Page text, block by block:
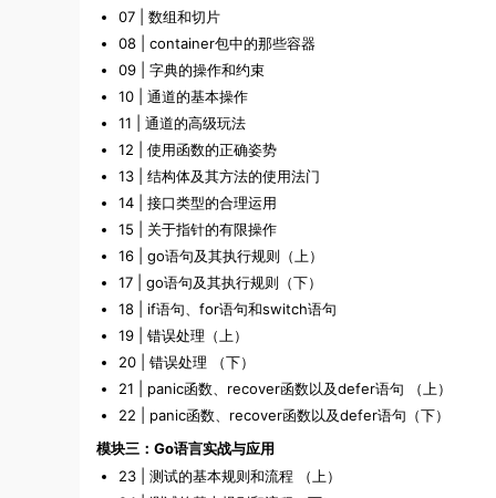
07 | 数组和切片
08 | container包中的那些容器
09 | 字典的操作和约束
10 | 通道的基本操作
11 | 通道的高级玩法
12 | 使用函数的正确姿势
13 | 结构体及其方法的使用法门
14 | 接口类型的合理运用
15 | 关于指针的有限操作
16 | go语句及其执行规则（上）
17 | go语句及其执行规则（下）
18 | if语句、for语句和switch语句
19 | 错误处理（上）
20 | 错误处理 （下）
21 | panic函数、recover函数以及defer语句 （上）
22 | panic函数、recover函数以及defer语句（下）
模块三：Go语言实战与应用
23 | 测试的基本规则和流程 （上）